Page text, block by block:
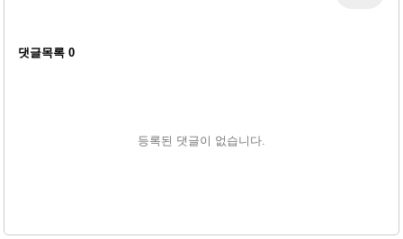
댓글목록 0
등록된 댓글이 없습니다.